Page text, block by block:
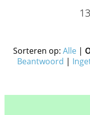
Sorteren op:Alle |
Beantwoord |